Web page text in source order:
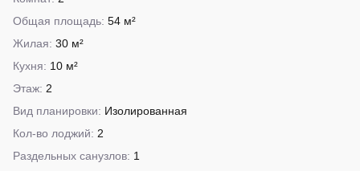
Общая площадь: 54 м²
Жилая: 30 м²
Кухня: 10 м²
Этаж: 2
Вид планировки: Изолированная
Кол-во лоджий: 2
Раздельных санузлов: 1